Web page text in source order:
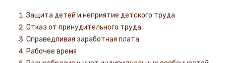
Защита детей и неприятие детского труда
Отказ от принудительного труда
Справедливая заработная плата
Рабочее время